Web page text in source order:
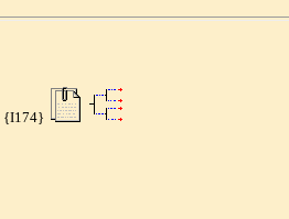
{I174}